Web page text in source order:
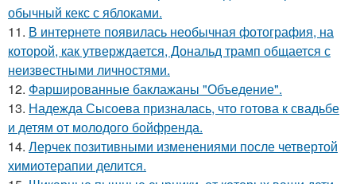
обычный кекс с яблоками.
11. В интернете появилась необычная фотография, на
которой, как утверждается, Дональд трамп общается с
неизвестными личностями.
12. Фаршированные баклажаны "Объедение".
13. Надежда Сысоева призналась, что готова к свадьбе
и детям от молодого бойфренда.
14. Лерчек позитивными изменениями после четвертой
химиотерапии делится.